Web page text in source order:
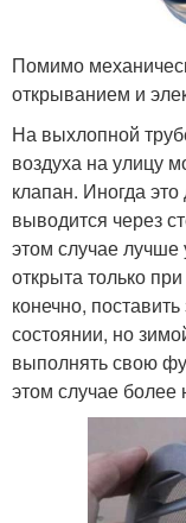
Помимо
открыванием и
На выхлопной
воздуха на улицу
клапан. Иногда
выводится через
этом случае лучше
открыта только
конечно,
состоянии, но
выполнять свою
этом случае более